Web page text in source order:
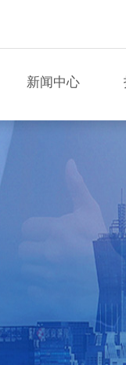
新闻中心